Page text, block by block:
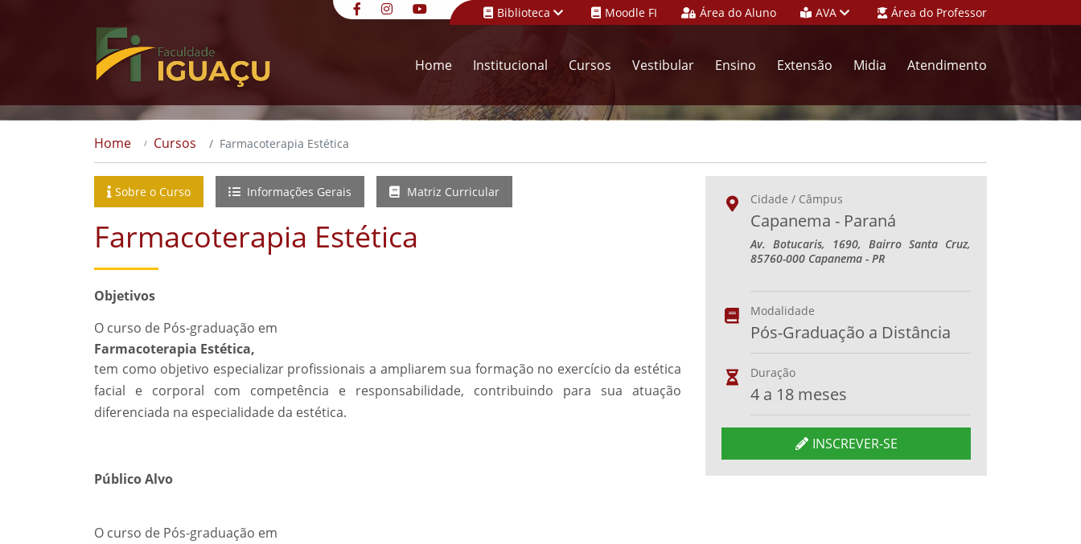
Biblioteca Moodle FI Área do Aluno AVA Área do Professor
Home Institucional Cursos Vestibular Ensino Extensão Midia Atendimento
Home Cursos Farmacoterapia Estética
Sobre o Curso Informações Gerais Matriz Curricular
Farmacoterapia Estética
Objetivos
O curso de Pós-graduação em
Farmacoterapia Estética,
tem como objetivo especializar profissionais a ampliarem sua formação no exercício da estética
facial e corporal com competência e responsabilidade, contribuindo para sua atuação
diferenciada na especialidade da estética.
Público Alvo
O curso de Pós-graduação em
Cidade / Câmpus
Capanema - Paraná
Av. Botucaris, 1690, Bairro Santa Cruz,
85760-000 Capanema - PR
Modalidade
Pós-Graduação a Distância
Duração
4 a 18 meses
INSCREVER-SE